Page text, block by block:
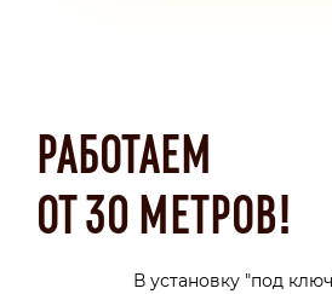
РАБОТАЕМ
ОТ 30 МЕТРОВ!
В установку "под